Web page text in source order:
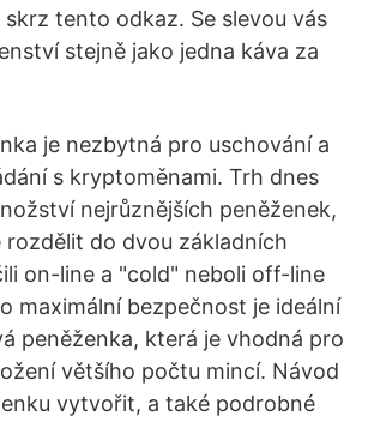
tento odkaz. Se slevou vás
stejně jako jedna káva za
je nezbytná pro uschování a
s kryptoměnami. Trh dnes
nejrůznějších peněženek,
rozdělit do dvou základních
on-line a "cold" neboli off-line
maximální bezpečnost je ideální
peněženka, která je vhodná pro
většího počtu mincí. Návod
vytvořit, a také podrobné